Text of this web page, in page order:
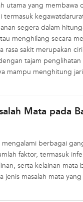
utama yang membawa
termasuk
segera dalam
menghilang secara
rasa sakit merupakan
tajam
mampu menghitung
Mata pada
berbagai
faktor, termasuk
serta kelainan mata
jenis masalah mata